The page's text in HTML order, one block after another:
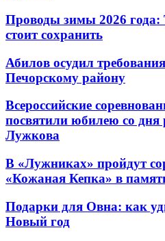
Проводы зимы 2026 года:
стоит сохранить
Абилов осудил
Печорскому району
Всероссийские
посвятили юбилею со
Лужкова
В «Лужниках» пройдут
«Кожаная Кепка» в
Подарки для Овна: как
Новый год